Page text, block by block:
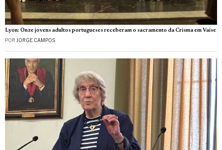
Lyon: Onze jovens adultos portugueses receberam o sacramento da Crisma em Vaise
POR JORGE CAMPOS